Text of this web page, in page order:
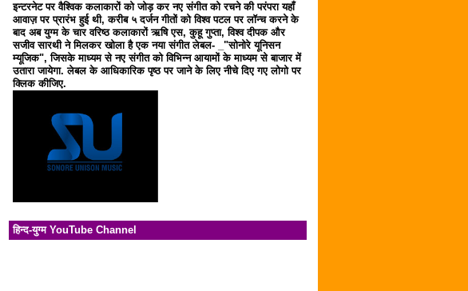
इन्टरनेट पर वैश्विक कलाकारों को जोड़ कर नए संगीत को रचने की परंपरा यहाँ
आवाज़ पर प्रारंभ हुई थी, करीब ५ दर्जन गीतों को विश्व पटल पर लॉन्च करने के
बाद अब युग्म के चार वरिष्ठ कलाकारों ऋषि एस, कुहू गुप्ता, विश्व दीपक और
सजीव सारथी ने मिलकर खोला है एक नया संगीत लेबल- _"सोनोरे यूनिसन
म्यूजिक", जिसके माध्यम से नए संगीत को विभिन्न आयामों के माध्यम से बाजार में
उतारा जायेगा. लेबल के आधिकारिक पृष्ठ पर जाने के लिए नीचे दिए गए लोगो पर
क्लिक कीजिए.
हिन्द-युग्म YouTube Channel